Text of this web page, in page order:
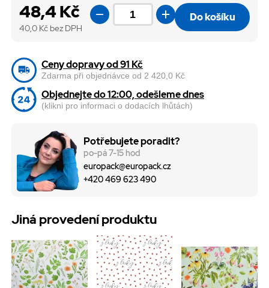
48,4 Kč
40,0 Kč bez DPH
Do košíku
Ceny dopravy od 91 Kč
Zdarma při objednávce od 2 420,0 Kč
Objednejte do 12:00, odešleme dnes
(klikni pro informaci o dodacích lhůtách)
Potřebujete poradit?
po-pá 7-15 hod
europack@europack.cz
+420 469 623 490
Jiná provedení produktu